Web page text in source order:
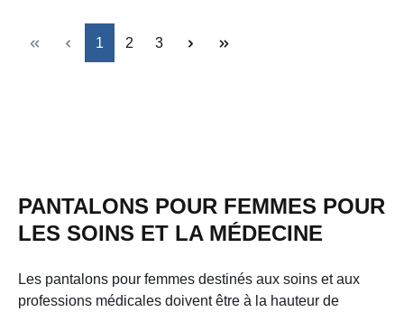
Page
1 Page
2 Page
3
PANTALONS POUR FEMMES POUR
LES SOINS ET LA MÉDECINE
Les pantalons pour femmes destinés aux soins et aux
professions médicales doivent être à la hauteur de